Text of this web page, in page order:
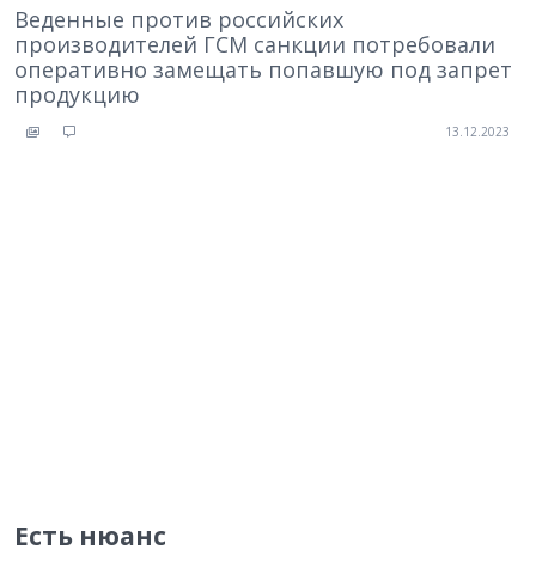
Веденные против российских
производителей ГСМ санкции потребовали
оперативно замещать попавшую под запрет
продукцию
13.12.2023
Есть нюанс